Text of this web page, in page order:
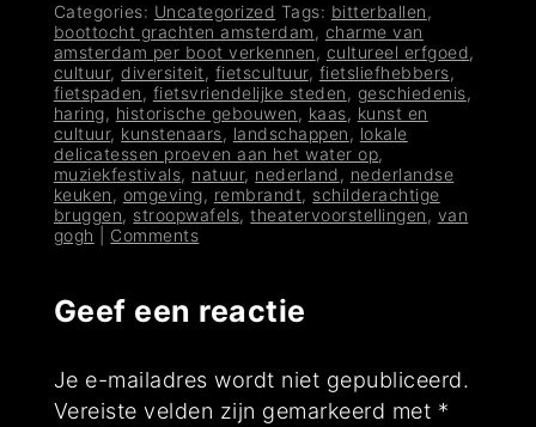
Categories: Uncategorized Tags: bitterballen ,
boottocht grachten amsterdam , charme van
amsterdam per boot verkennen , cultureel erfgoed,
cultuur,diversiteit , fietscultuur, fietsliefhebbers,
fietspaden , fietsvriendelijke steden , geschiedenis,
haring, historische gebouwen , kaas, kunst en
cultuur, kunstenaars, landschappen , lokale
delicatessen proeven aan het water op,
muziekfestivals, natuur, nederland , nederlandse
keuken , omgeving, rembrandt, schilderachtige
bruggen, stroopwafels,theatervoorstellingen , van
gogh
Comments
Geef een reactie
Je e-mailadres wordt niet gepubliceerd.
Vereiste velden zijn gemarkeerd met *